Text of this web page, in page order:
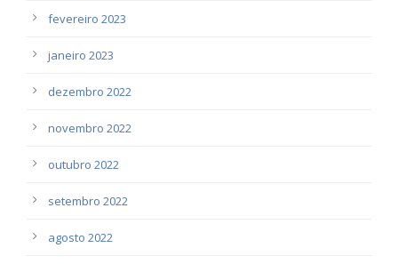
fevereiro 2023
janeiro 2023
dezembro 2022
novembro 2022
outubro 2022
setembro 2022
agosto 2022